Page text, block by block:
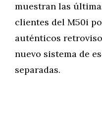
muestran las
clientes del M50i
auténticos
nuevo sistema de
separadas.